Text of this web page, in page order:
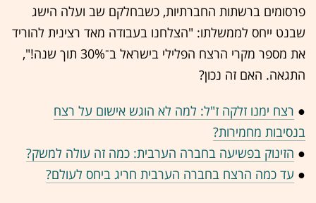
פרסומים ברשתות החברתיות, כשבחלקם שב ועלה הישג
שבנט ייחס לממשלתו: "הצלחנו בעבודה מאד רצינית להוריד
את מספר מקרי הרצח הפלילי בישראל ב־30% תוך שנה!",
התגאה. האם זה נכון?
● רצח ימנו זלקה ז"ל: למה לא הוגש אישום על רצח
בנסיבות מחמירות?
● הזינוק בפשיעה בחברה הערבית: כמה זה עולה למשק?
● עד כמה הרצח בחברה הערבית חריג ביחס לעולם?